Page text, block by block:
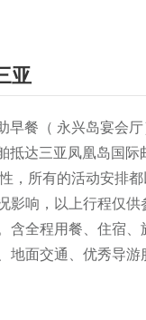
亚
早餐（ 永兴岛宴会
抵达三亚凤凰岛国
，所有的活动安排
影响，以上行程仅
含全程用餐、住宿
地面交通、优秀导